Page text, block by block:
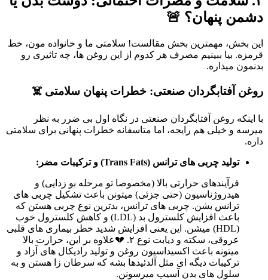
دشمن پنهان؟ 🚨
این بخش، مهمترین بخش مقالست! سلامتی ما و خانواده مون، خط
قرمزه. بیا ببینیم مصرف هر کدوم از این روغن ها، چه تاثیری رو
بدنمون میذاره.
روغن آفتابگردان صنعتی: خطرات پنهان سلامتی ☠️
با اینکه روغن آفتابگردان صنعتی در نگاه اول بی ضرر به نظر
میرسه و خیلی هم رایجه، اما متاسفانه خطرات پنهانی برای سلامتی
داره.
تولید چربی های ترانس (Trans Fats) و ترکیبات مضر:
فرآیندهای حرارتی بالا (مخصوصا تو مرحله بو زدایی) و
هیدروژناسیون (حتی جزئی) میتونن باعث تشکیل چربی های
ترانس بشن. چربی های ترانس، بدترین نوع چربی هستن که
باعث افزایش کلسترول بد (LDL) و کاهش کلسترول خوب
(HDL) میشن. این یعنی افزایش شدید خطر بیماری های قلبی
عروقی، سکته و دیابت نوع ۲. 💔علاوه بر این، حرارت بالا
میتونه باعث اکسیداسیون روغن و تولید رادیکال های آزاد و
ترکیبات دیگه ای مثل آلدئیدها بشه که سرطان زا هستن و به
سلول های بدن آسیب میرسونن.